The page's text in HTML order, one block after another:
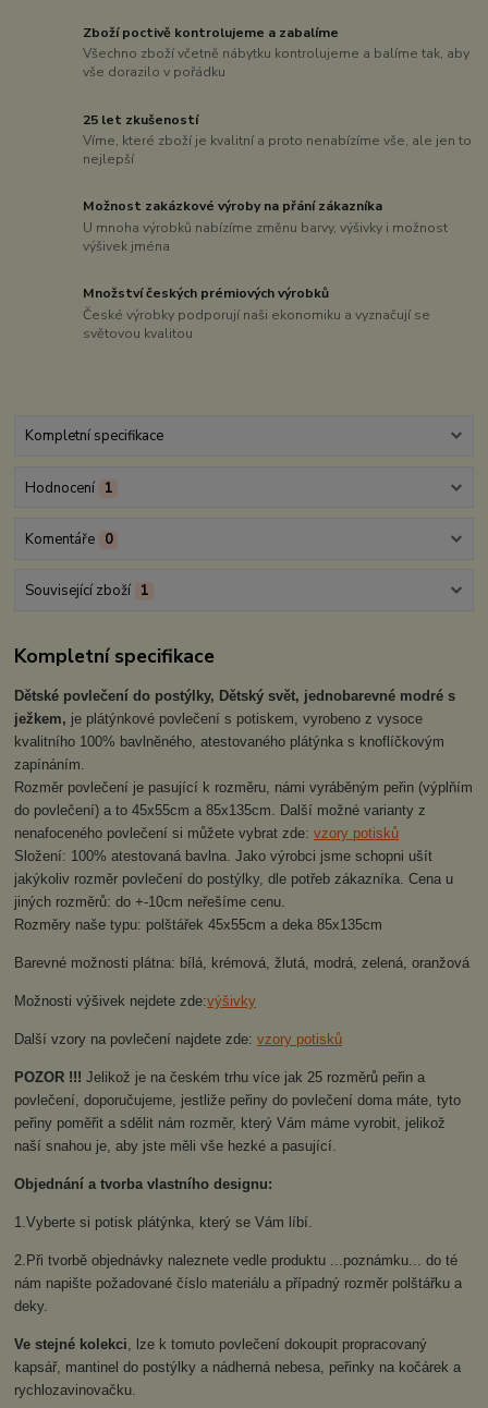
Zboží poctivě kontrolujeme a zabalíme
Všechno zboží včetně nábytku kontrolujeme a balíme tak, aby
vše dorazilo v pořádku
25 let zkušeností
Víme, které zboží je kvalitní a proto nenabízíme vše, ale jen to
nejlepší
Možnost zakázkové výroby na přání zákazníka
U mnoha výrobků nabízíme změnu barvy, výšivky i možnost
výšivek jména
Množství českých prémiových výrobků
České výrobky podporují naši ekonomiku a vyznačují se
světovou kvalitou
Kompletní specifikace
Hodnocení 1
Komentáře 0
Související zboží 1
Kompletní specifikace
Dětské povlečení do postýlky, Dětský svět, jednobarevné modré s
ježkem, je plátýnkové povlečení s potiskem, vyrobeno z vysoce
kvalitního 100% bavlněného, atestovaného plátýnka s knoflíčkovým
zapínáním.
Rozměr povlečení je pasující k rozměru, námi vyráběným peřin (výplňím
do povlečení) a to 45x55cm a 85x135cm. Další možné varianty z
nenafoceného povlečení si můžete vybrat zde:vzory potisků
Složení: 100% atestovaná bavlna. Jako výrobci jsme schopni ušít
jakýkoliv rozměr povlečení do postýlky, dle potřeb zákazníka. Cena u
jiných rozměrů: do +-10cm neřešíme cenu.
Rozměry naše typu: polštářek 45x55cm a deka 85x135cm
Barevné možnosti plátna: bílá, krémová, žlutá, modrá, zelená, oranžová
Možnosti výšivek nejdete zde:výšivky
Další vzory na povlečení najdete zde:vzory potisků
POZOR !!!Jelikož je na českém trhu více jak 25 rozměrů peřin a
povlečení, doporučujeme, jestliže peřiny do povlečení doma máte, tyto
peřiny poměřit a sdělit nám rozměr, který Vám máme vyrobit, jelikož
naší snahou je, aby jste měli vše hezké a pasující.
Objednání a tvorba vlastního designu:
1.Vyberte si potisk plátýnka, který se Vám líbí.
2.Při tvorbě objednávky naleznete vedle produktu ...poznámku... do té
nám napište požadované číslo materiálu a případný rozměr polštářku a
deky.
Ve stejné kolekci , lze k tomuto povlečení dokoupit propracovaný
kapsář, mantinel do postýlky a nádherná nebesa, peřinky na kočárek a
rychlozavinovačku.